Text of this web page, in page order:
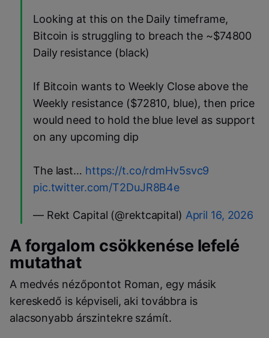
Looking at this on the Daily timeframe,
Bitcoin is struggling to breach the ~$74800
Daily resistance (black)
If Bitcoin wants to Weekly Close above the
Weekly resistance ($72810, blue), then price
would need to hold the blue level as support
on any upcoming dip
The last… https://t.co/rdmHv5svc9
pic.twitter.com/T2DuJR8B4e
— Rekt Capital (@rektcapital) April 16, 2026
A forgalom csökkenése lefelé
mutathat
A medvés nézőpontot Roman, egy másik
kereskedő is képviseli, aki továbbra is
alacsonyabb árszintekre számít.